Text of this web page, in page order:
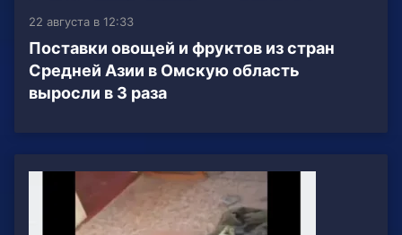
22 августа в 12:33
Поставки овощей и фруктов из стран
Средней Азии в Омскую область
выросли в 3 раза